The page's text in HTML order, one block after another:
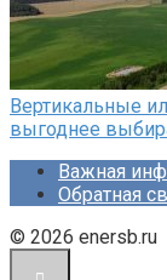
Вертикальные
выгоднее
Важная
Обратная
© 2026 enersb.ru